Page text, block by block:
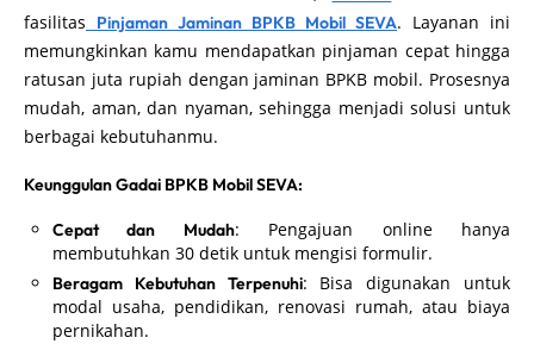
fasilitas
Pinjaman Jaminan BPKB Mobil SEVA. Layanan ini
memungkinkan kamu mendapatkan pinjaman cepat hingga
ratusan juta rupiah dengan jaminan BPKB mobil. Prosesnya
mudah, aman, dan nyaman, sehingga menjadi solusi untuk
berbagai kebutuhanmu.
Keunggulan Gadai BPKB Mobil SEVA:
Cepat dan Mudah: Pengajuan online hanya
membutuhkan 30 detik untuk mengisi formulir.
Beragam Kebutuhan Terpenuhi: Bisa digunakan untuk
modal usaha, pendidikan, renovasi rumah, atau biaya
pernikahan.